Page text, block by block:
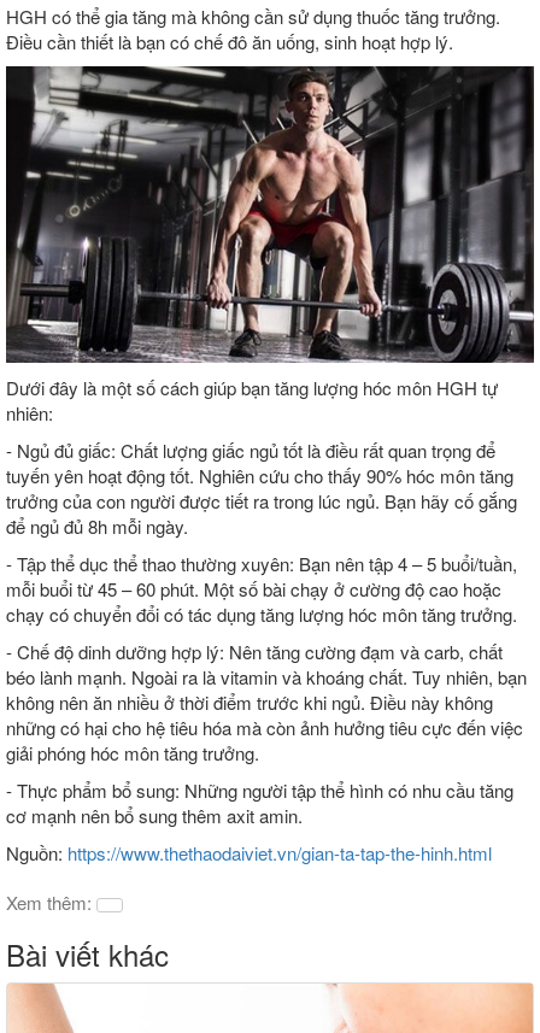
HGH có thể gia tăng mà không cần sử dụng thuốc tăng trưởng.
Điều cần thiết là bạn có chế đô ăn uống, sinh hoạt hợp lý.
Dưới đây là một số cách giúp bạn tăng lượng hóc môn HGH tự
nhiên:
- Ngủ đủ giấc: Chất lượng giấc ngủ tốt là điều rất quan trọng để
tuyến yên hoạt động tốt. Nghiên cứu cho thấy 90% hóc môn tăng
trưởng của con người được tiết ra trong lúc ngủ. Bạn hãy cố gắng
để ngủ đủ 8h mỗi ngày.
- Tập thể dục thể thao thường xuyên: Bạn nên tập 4 – 5 buổi/tuần,
mỗi buổi từ 45 – 60 phút. Một số bài chạy ở cường độ cao hoặc
chạy có chuyển đổi có tác dụng tăng lượng hóc môn tăng trưởng.
- Chế độ dinh dưỡng hợp lý: Nên tăng cường đạm và carb, chất
béo lành mạnh. Ngoài ra là vitamin và khoáng chất. Tuy nhiên, bạn
không nên ăn nhiều ở thời điểm trước khi ngủ. Điều này không
những có hại cho hệ tiêu hóa mà còn ảnh hưởng tiêu cực đến việc
giải phóng hóc môn tăng trưởng.
- Thực phẩm bổ sung: Những người tập thể hình có nhu cầu tăng
cơ mạnh nên bổ sung thêm axit amin.
Nguồn: https://www.thethaodaiviet.vn/gian-ta-tap-the-hinh.html
Xem thêm:
Bài viết khác